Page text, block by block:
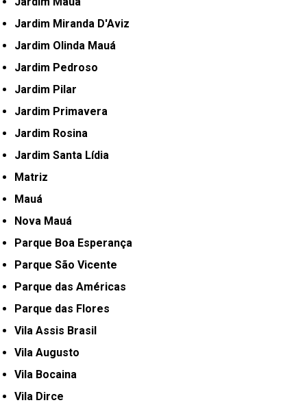
Jardim Miranda D'Aviz
Jardim Olinda Mauá
Jardim Pedroso
Jardim Pilar
Jardim Primavera
Jardim Rosina
Jardim Santa Lídia
Matriz
Mauá
Nova Mauá
Parque Boa Esperança
Parque São Vicente
Parque das Américas
Parque das Flores
Vila Assis Brasil
Vila Augusto
Vila Bocaina
Vila Dirce